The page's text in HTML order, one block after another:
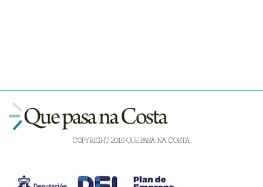
COPYRIGHT 2019 QUE PASA NA COSTA